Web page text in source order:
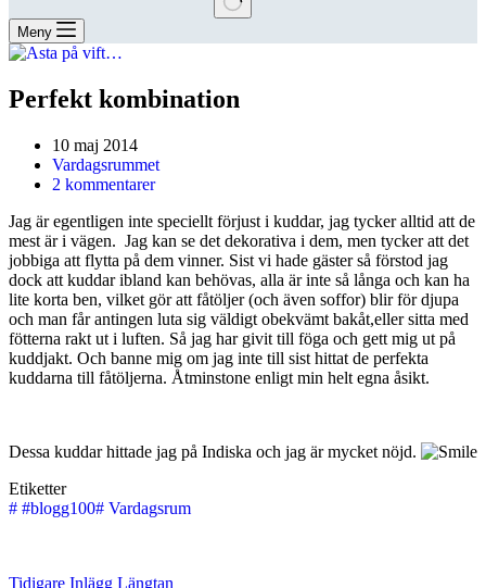
Meny
Perfekt kombination
10 maj 2014
Vardagsrummet
2 kommentarer
Jag är egentligen inte speciellt förjust i kuddar, jag tycker alltid att de
mest är i vägen. Jag kan se det dekorativa i dem, men tycker att det
jobbiga att flytta på dem vinner. Sist vi hade gäster så förstod jag
dock att kuddar ibland kan behövas, alla är inte så långa och kan ha
lite korta ben, vilket gör att fåtöljer (och även soffor) blir för djupa
och man får antingen luta sig väldigt obekvämt bakåt,eller sitta med
fötterna rakt ut i luften. Så jag har givit till föga och gett mig ut på
kuddjakt. Och banne mig om jag inte till sist hittat de perfekta
kuddarna till fåtöljerna. Åtminstone enligt min helt egna åsikt.
Dessa kuddar hittade jag på Indiska och jag är mycket nöjd.
Etiketter
# #blogg100# Vardagsrum
Tidigare Inlägg Längtan